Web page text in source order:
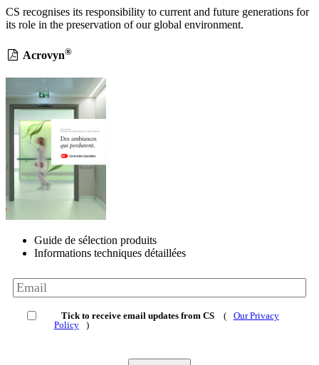
CS recognises its responsibility to current and future generations for
its role in the preservation of our global environment.
Acrovyn®
Guide de sélection produits
Informations techniques détaillées
Tick to receive email updates from CS (
Our Privacy
Policy
)